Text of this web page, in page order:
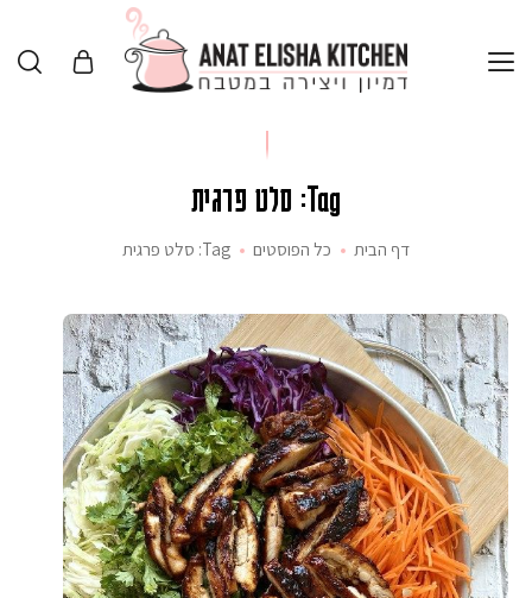
Tag: סלט פרגית
דף הבית כל הפוסטים Tag: סלט פרגית